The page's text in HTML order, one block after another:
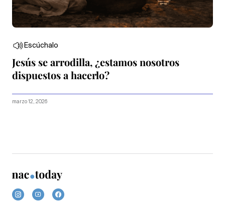
Escúchalo
Jesús se arrodilla, ¿estamos nosotros
dispuestos a hacerlo?
marzo 12, 2026